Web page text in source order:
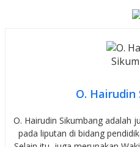
O. Hairudin
O. Hairudin Sikumbang adalah
pada liputan di bidang